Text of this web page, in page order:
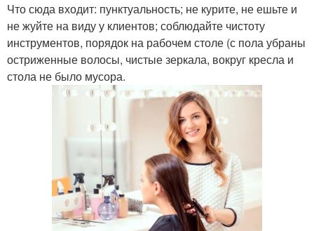
Что сюда входит: пунктуальность; не курите, не ешьте и
не жуйте на виду у клиентов; соблюдайте чистоту
инструментов, порядок на рабочем столе (с пола убраны
остриженные волосы, чистые зеркала, вокруг кресла и
стола не было мусора.